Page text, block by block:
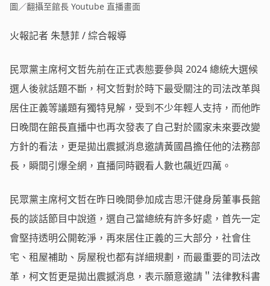
圖／翻攝至館長 Youtube 直播畫面
火報記者 朱慧菲 / 綜合報導
民眾黨主席柯文哲先前在正式表態要參與 2024 總統大選候
選人後就話題不斷，柯文哲對於時下最受關注的司法改革與
居住正義等議題有獨特見解，受到不少年輕人支持，而他昨
日晚間在館長直播中也再次發表了自己對於國家未來要改變
方針的看法，更是拋出震撼消息邀請黃國昌擔任他的法務部
長，瞬間引爆全網，直播同時觀看人數也飆近四萬。
民眾黨主席柯文哲在昨日晚間參加成吉思汗健身房董事長館
長的談話節目中說道，選自己當總統有許多好處，首先一定
會堅持透明公開乾淨，再來居住正義的三大部分，社會住
宅、租屋補助、房屋稅也都有詳細規劃，而最重要的司法改
革，柯文哲更是拋出震撼消息，表示願意邀請＂法律教科書